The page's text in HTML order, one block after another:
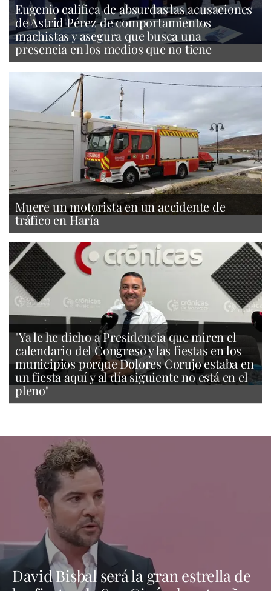
Eugenio califica de absurdas las acusaciones
de Astrid Pérez de comportamientos
machistas y asegura que busca una
presencia en los medios que no tiene
Muere un motorista en un accidente de
tráfico en Haría
"Ya le he dicho a Presidencia que miren el
calendario del Congreso y las fiestas en los
municipios porque Dolores Corujo estaba en
un fiesta aquí y al día siguiente no está en el
pleno"
David Bisbal será la gran estrella de